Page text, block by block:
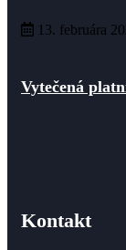
13. februára
Vytečená
Kontakt